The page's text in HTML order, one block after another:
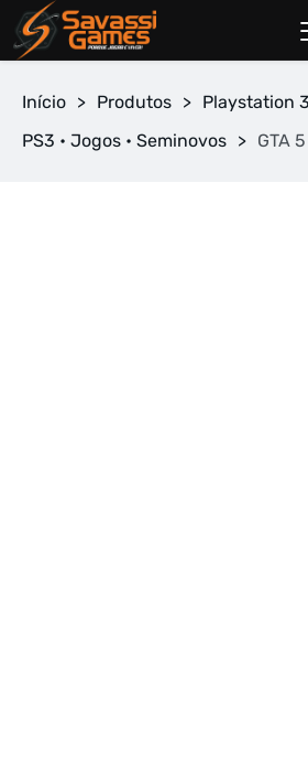
Início > Produtos > Playstation 3
PS3 • Jogos • Seminovos > GTA